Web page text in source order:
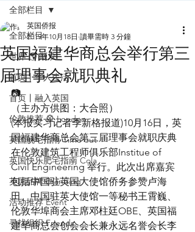
全部栏目
世界 🌎 版块
首页丨华人生活
首页丨融入英国
伦敦推荐 🎡 London
英国脱宅指南 Time out
英国快乐肥宅指南 Cola
英国品牌 Branding
活动推荐 Event
寻找组织 Friends
全部栏目
英国福建华商总会举行第三
届理事会就职典礼
英国侨报
2019年10月18日 讀畢需時 3 分鐘
📷
（主办方供图：大合照）
(本报实习记者季新格报道)10月16日，英
国福建华商总会第三届理事会就职庆典
在伦敦建筑工程师俱乐部Institue of
Civil Engineering 举行。此次出席嘉宾
包括中国驻英国大使馆侨务参赞卢海
田、中国驻英大使馆一等秘书王霄巍、
伦敦华埠商会主席邓柱廷OBE、英国福
建华商总会创会会长兼永远名誉会长李